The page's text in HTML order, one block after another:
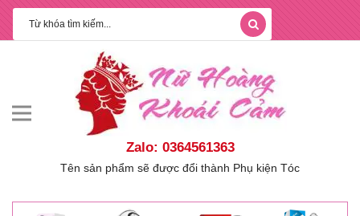
Zalo: 0364561363
Tên sản phẩm sẽ được đổi thành Phụ kiện Tóc